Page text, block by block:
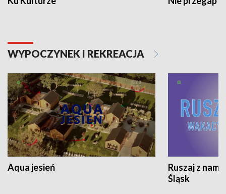
WYPOCZYNEK I REKREACJA
Aqua jesień
Ruszaj z
Śląsk